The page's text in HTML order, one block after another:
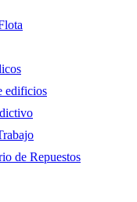
edificios
de Repuestos